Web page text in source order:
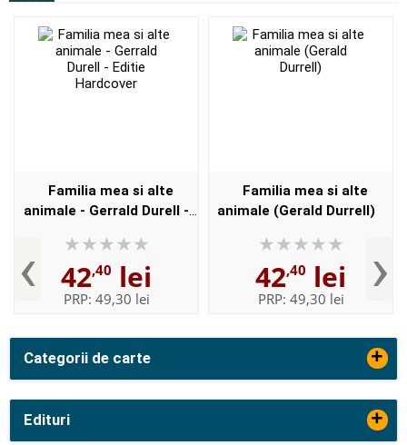
Categorii de carte +
Edituri +
‹
Familia mea si alte
animale - Gerrald Durell -
42,40 lei
PRP: 49,30 lei
Familia mea si alte
animale (Gerald Durrell)
42,40 lei
PRP: 49,30 lei ›